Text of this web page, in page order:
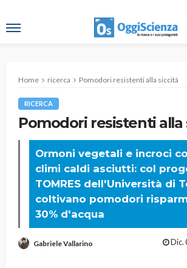
Home ricerca Pomodori resistenti alla siccità
RICERCA
Pomodori resistenti alla
Ormoni vegetali e incroci
climi caldi asciutti: col
TOMRES dell'Università di
coltivano pomodori
30% d'acqua
Gabriele Vallarino Dic.